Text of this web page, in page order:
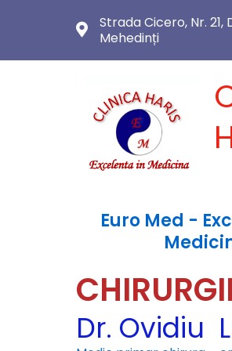
Strada Cicero, Nr. 21,
Mehedinți
Euro Med -
Dr. Ovidiu